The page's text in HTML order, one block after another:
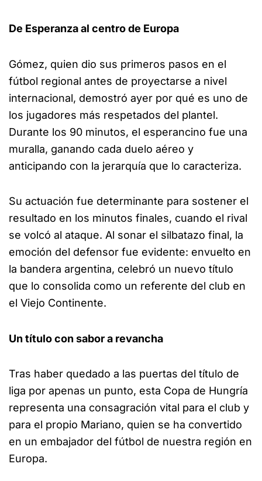
De Esperanza al centro de Europa
Gómez, quien dio sus primeros pasos en el
fútbol regional antes de proyectarse a nivel
internacional, demostró ayer por qué es uno de
los jugadores más respetados del plantel.
Durante los 90 minutos, el esperancino fue una
muralla, ganando cada duelo aéreo y
anticipando con la jerarquía que lo caracteriza.
Su actuación fue determinante para sostener el
resultado en los minutos finales, cuando el rival
se volcó al ataque. Al sonar el silbatazo final, la
emoción del defensor fue evidente: envuelto en
la bandera argentina, celebró un nuevo título
que lo consolida como un referente del club en
el Viejo Continente.
Un título con sabor a revancha
Tras haber quedado a las puertas del título de
liga por apenas un punto, esta Copa de Hungría
representa una consagración vital para el club y
para el propio Mariano, quien se ha convertido
en un embajador del fútbol de nuestra región en
Europa.